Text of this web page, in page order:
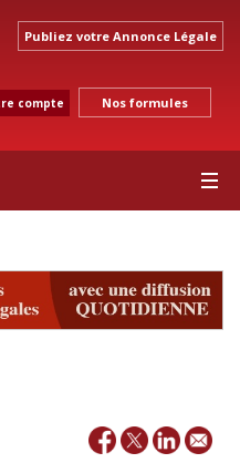
Publiez votre Annonce Légale
compte Nos formules